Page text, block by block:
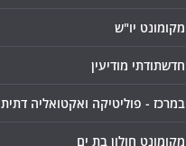
מקומונט יו"ש
חדשתודתי מודיעין
במרכז - פוליטיקה ואקטואליה דתית
מקומונט חולון בת ים